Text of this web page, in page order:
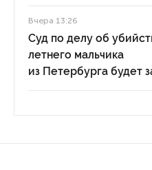
Вчера 13:26
Суд по делу об
летнего мальчика
из Петербурга будет